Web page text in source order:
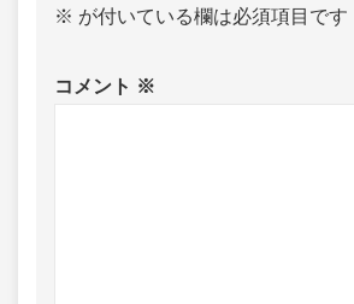
※ が付いている欄は必須項目です
コメント ※